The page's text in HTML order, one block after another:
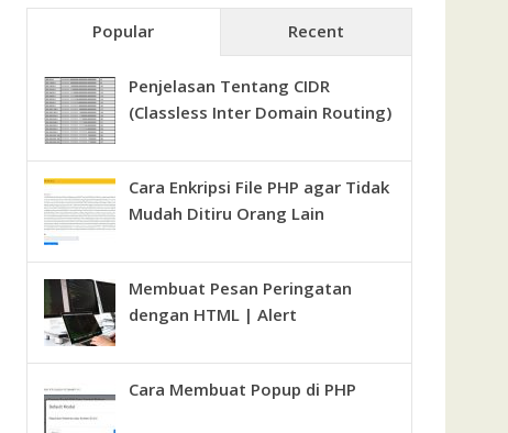
Popular Recent
Penjelasan Tentang CIDR
(Classless Inter Domain Routing)
Cara Enkripsi File PHP agar Tidak
Mudah Ditiru Orang Lain
Membuat Pesan Peringatan
dengan HTML | Alert
Cara Membuat Popup di PHP